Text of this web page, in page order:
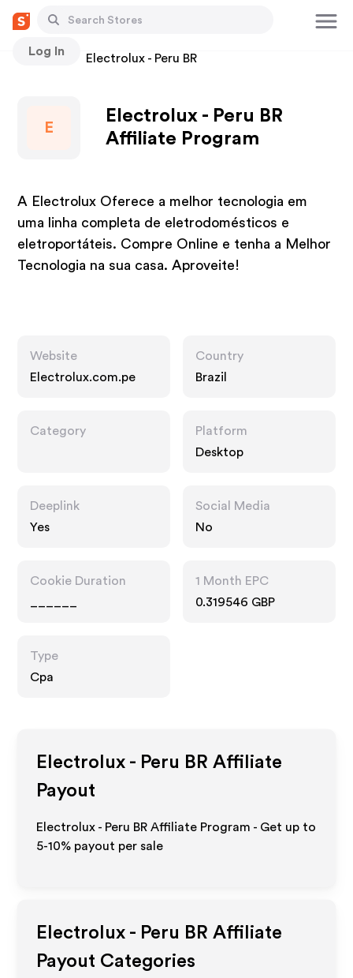
Log In
Stores Electrolux - Peru BR
E
Electrolux - Peru BR
Affiliate Program
A Electrolux Oferece a melhor tecnologia em
uma linha completa de eletrodomésticos e
eletroportáteis. Compre Online e tenha a Melhor
Tecnologia na sua casa. Aproveite!
Website
Electrolux.com.pe
Country
Brazil
Category
Platform
Desktop
Deeplink
Yes
Social Media
No
Cookie Duration
1 Month EPC
0.319546 GBP
Type
Cpa
Electrolux - Peru BR Affiliate
Payout
Electrolux - Peru BR Affiliate Program - Get up to
5-10% payout per sale
Electrolux - Peru BR Affiliate
Payout Categories